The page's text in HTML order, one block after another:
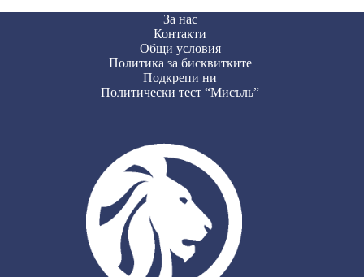
За нас
Контакти
Общи условия
Политика за бисквитките
Подкрепи ни
Политически тест “Мисъль”